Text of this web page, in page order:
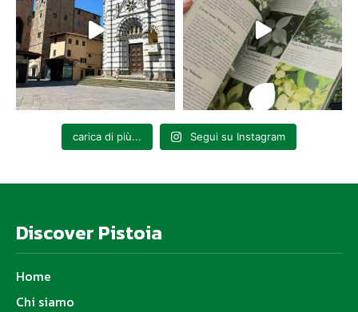
carica di più... Segui su Instagram
Discover Pistoia
Home
Chi siamo